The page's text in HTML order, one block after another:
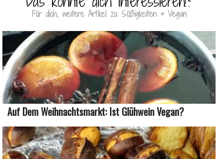
Für dich, weitere Artikel zu Süßigkeiten & Vegan
Auf Dem Weihnachtsmarkt: Ist Glühwein Vegan?